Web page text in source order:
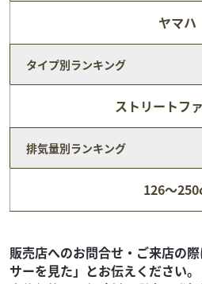
スズキ
23
ヤマハ
タイプ別ランキング
ストリートフ
排気量別ランキング
126～
販売店へのお問合せ・ご来店の
サーを見た」とお伝えください。